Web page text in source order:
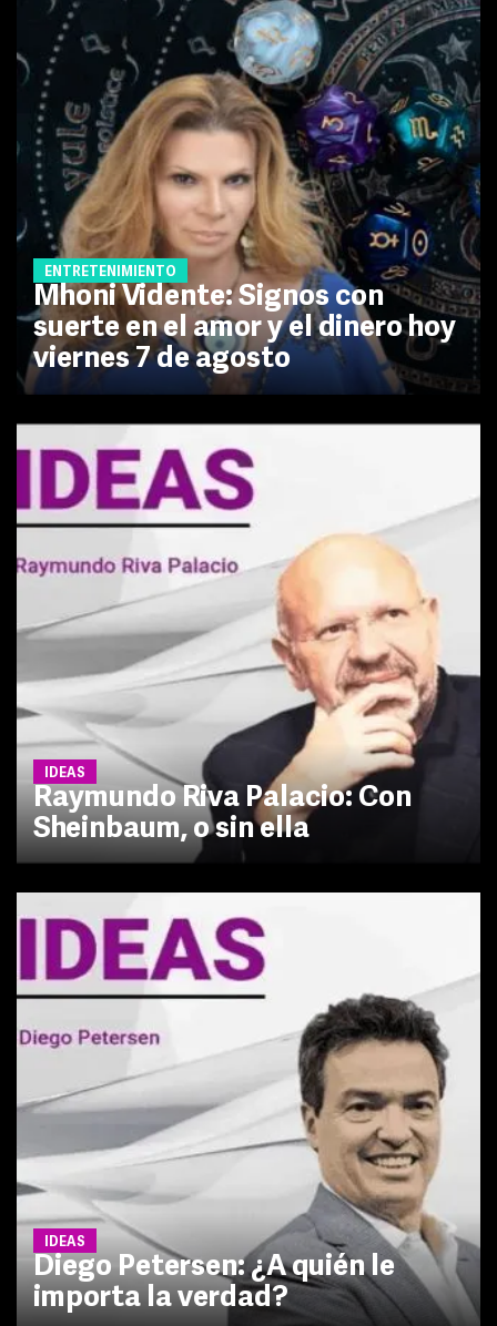
ENTRETENIMIENTO
Mhoni Vidente: Signos con
suerte en el amor y el dinero hoy
viernes 7 de agosto
IDEAS
Raymundo Riva Palacio: Con
Sheinbaum, o sin ella
IDEAS
Diego Petersen: ¿A quién le
importa la verdad?